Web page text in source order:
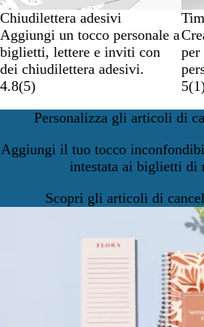
Chiudilettera adesivi
Aggiungi un tocco personale a
biglietti, lettere e inviti con
dei chiudilettera adesivi.
4.8(5)
per
5(1
Personalizza gli articoli di
Aggiungi il tuo tocco
intestata ai biglietti di
Scopri gli articoli di